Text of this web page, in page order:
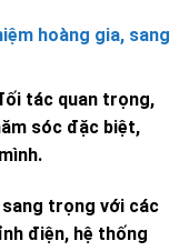
hoàng gia, sang
tác quan trọng,
sóc đặc biệt,
trọng với các
điện, hệ thống